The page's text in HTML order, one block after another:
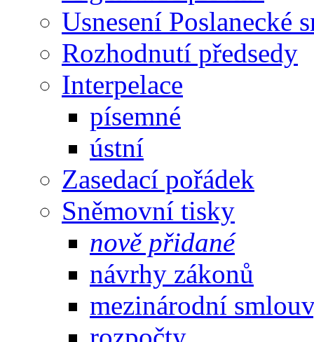
Usnesení Poslanecké
Rozhodnutí předsedy
Interpelace
písemné
ústní
Zasedací pořádek
Sněmovní tisky
nově přidané
návrhy zákonů
mezinárodní